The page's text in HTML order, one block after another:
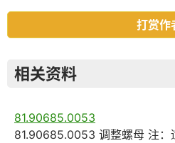
打赏作
相关资料
81.90685.0053
81.90685.0053 调整螺母 注